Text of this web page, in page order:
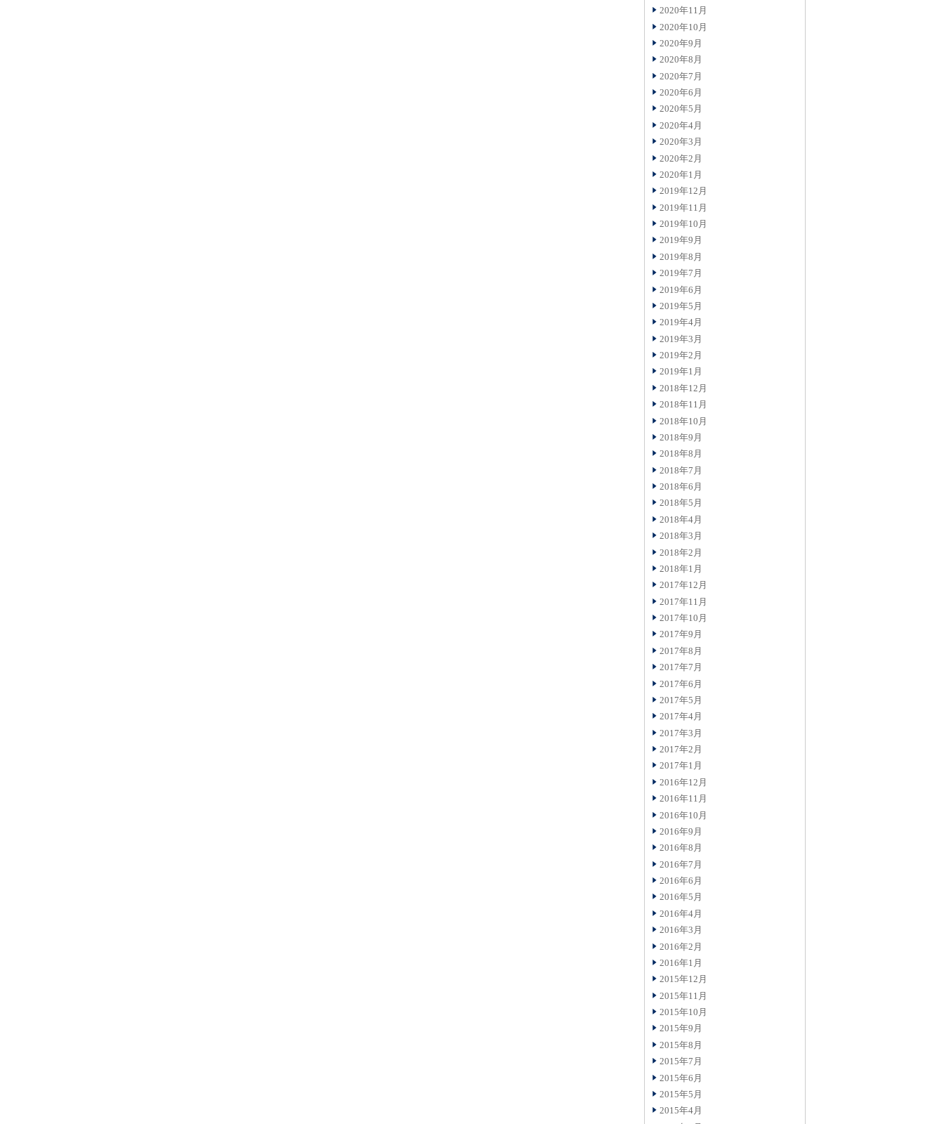
2020年11月
2020年10月
2020年9月
2020年8月
2020年7月
2020年6月
2020年5月
2020年4月
2020年3月
2020年2月
2020年1月
2019年12月
2019年11月
2019年10月
2019年9月
2019年8月
2019年7月
2019年6月
2019年5月
2019年4月
2019年3月
2019年2月
2019年1月
2018年12月
2018年11月
2018年10月
2018年9月
2018年8月
2018年7月
2018年6月
2018年5月
2018年4月
2018年3月
2018年2月
2018年1月
2017年12月
2017年11月
2017年10月
2017年9月
2017年8月
2017年7月
2017年6月
2017年5月
2017年4月
2017年3月
2017年2月
2017年1月
2016年12月
2016年11月
2016年10月
2016年9月
2016年8月
2016年7月
2016年6月
2016年5月
2016年4月
2016年3月
2016年2月
2016年1月
2015年12月
2015年11月
2015年10月
2015年9月
2015年8月
2015年7月
2015年6月
2015年5月
2015年4月